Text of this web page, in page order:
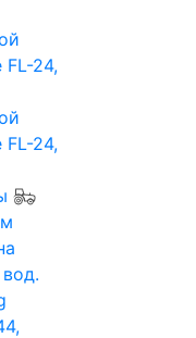
24,
24,